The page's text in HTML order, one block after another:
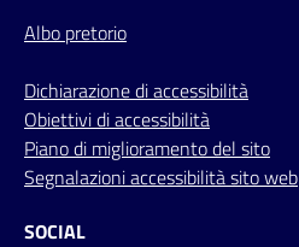
Albo pretorio
Dichiarazione di accessibilità
Obiettivi di accessibilità
Piano di miglioramento del sito
Segnalazioni accessibilità sito web
SOCIAL